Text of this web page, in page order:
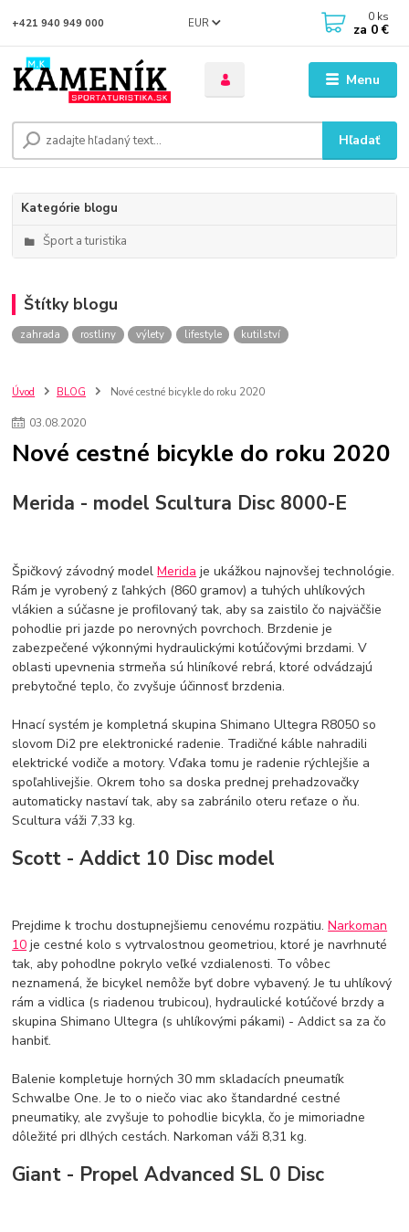
Menu
EUR
Hľadať
+421 940 949 000 0 ks
za 0 €
Kategórie blogu
Šport a turistika
Štítky blogu
zahrada rostliny výlety lifestyle kutilství
Úvod BLOG Nové cestné bicykle do roku 2020
03.08.2020
Nové cestné bicykle do roku 2020
Merida - model Scultura Disc 8000-E
Špičkový závodný modelMerida je ukážkou najnovšej technológie.
Rám je vyrobený z ľahkých (860 gramov) a tuhých uhlíkových
vlákien a súčasne je profilovaný tak, aby sa zaistilo čo najväčšie
pohodlie pri jazde po nerovných povrchoch. Brzdenie je
zabezpečené výkonnými hydraulickými kotúčovými brzdami. V
oblasti upevnenia strmeňa sú hliníkové rebrá, ktoré odvádzajú
prebytočné teplo, čo zvyšuje účinnosť brzdenia.
Hnací systém je kompletná skupina Shimano Ultegra R8050 so
slovom Di2 pre elektronické radenie. Tradičné káble nahradili
elektrické vodiče a motory. Vďaka tomu je radenie rýchlejšie a
spoľahlivejšie. Okrem toho sa doska prednej prehadzovačky
automaticky nastaví tak, aby sa zabránilo oteru reťaze o ňu.
Scultura váži 7,33 kg.
Scott - Addict 10 Disc model
Prejdime k trochu dostupnejšiemu cenovému rozpätiu.Narkoman
10 je cestné kolo s vytrvalostnou geometriou, ktoré je navrhnuté
tak, aby pohodlne pokrylo veľké vzdialenosti. To vôbec
neznamená, že bicykel nemôže byť dobre vybavený. Je tu uhlíkový
rám a vidlica (s riadenou trubicou), hydraulické kotúčové brzdy a
skupina Shimano Ultegra (s uhlíkovými pákami) - Addict sa za čo
hanbiť.
Balenie kompletuje horných 30 mm skladacích pneumatík
Schwalbe One. Je to o niečo viac ako štandardné cestné
pneumatiky, ale zvyšuje to pohodlie bicykla, čo je mimoriadne
dôležité pri dlhých cestách. Narkoman váži 8,31 kg.
Giant - Propel Advanced SL 0 Disc